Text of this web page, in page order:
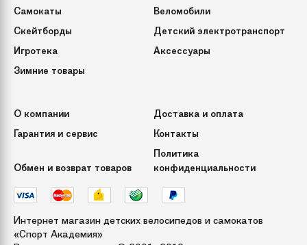
Модель Snipe boy
Пол
Страна
Зимняя группа
Самокаты
Веломобили
Скейтборды
Детский электротранспорт
Игротека
Аксессуары
Зимние товары
О компании
Доставка и оплата
Гарантия и сервис
Контакты
Обмен и возврат товаров
Политика
конфиденциальности
Интернет магазин детских велосипедов и самокатов
«Спорт Академия»